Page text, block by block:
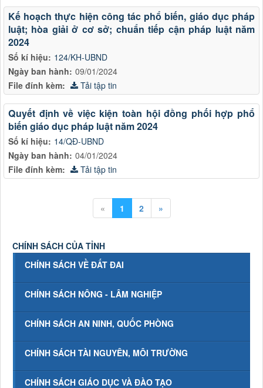
Số kí hiệu: 124/KH-UBND
Ngày ban hành: 09/01/2024
Kế hoạch thực hiện công tác phổ biến, giáo dục pháp
luật; hòa giải ở cơ sở; chuẩn tiếp cận pháp luật năm
2024
File đính kèm: Tải tập tin
Số kí hiệu: 14/QĐ-UBND
Ngày ban hành: 04/01/2024
Quyết định về việc kiện toàn hội đồng phối hợp phổ
biến giáo dục pháp luật năm 2024
File đính kèm: Tải tập tin
« 1 2 »
CHÍNH SÁCH CỦA TỈNH
CHÍNH SÁCH VỀ ĐẤT ĐAI
CHÍNH SÁCH NÔNG - LÂM NGHIỆP
CHÍNH SÁCH AN NINH, QUỐC PHÒNG
CHÍNH SÁCH TÀI NGUYÊN, MÔI TRƯỜNG
CHÍNH SÁCH GIÁO DỤC VÀ ĐÀO TẠO